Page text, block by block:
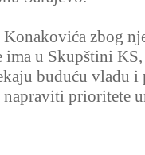
zbog
ima u Skupštini
buduću vladu i
napraviti prioritete